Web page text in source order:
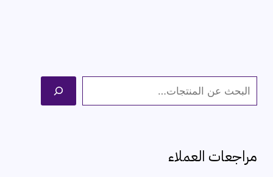
ل
ث
مراجعات العملاء